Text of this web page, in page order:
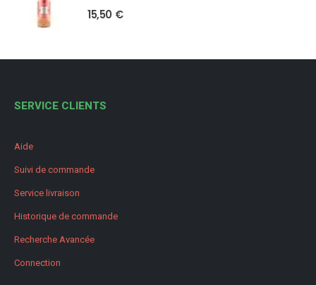
15,50 €
SERVICE CLIENTS
Aide
Suivi de commande
Service livraison
Historique de commande
Recherche Avancée
Connection